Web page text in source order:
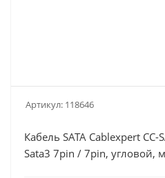
Артикул: 118646
Кабель SATA Cablexpert CC-
Sata3 7pin / 7pin, угловой,